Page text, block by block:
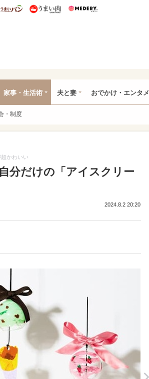
特集
いめし うまいパン うまい肉
家事・生活術 夫と妻 おでかけ・エンタメ
・制度
かわいい
分だけの「アイスクリー
2024.8.2 20:20